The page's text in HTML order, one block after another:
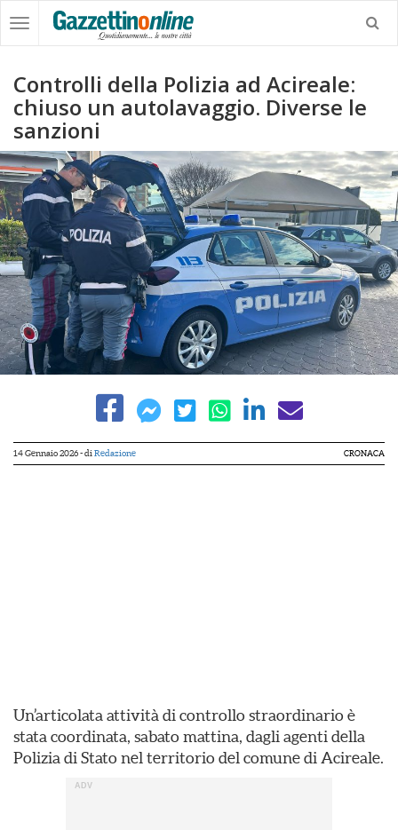
Controlli della Polizia ad Acireale:
chiuso un autolavaggio. Diverse le
sanzioni
14 Gennaio 2026- di Redazione CRONACA
Un’articolata attività di controllo straordinario è
stata coordinata, sabato mattina, dagli agenti della
Polizia di Stato nel territorio del comune di Acireale.